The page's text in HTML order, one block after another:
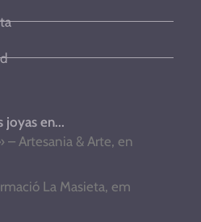
joyas en...
– Artesania & Arte, en
La Masieta, em